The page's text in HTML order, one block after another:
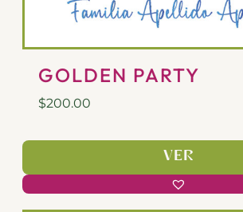
GOLDEN PARTY
$200.00
VER